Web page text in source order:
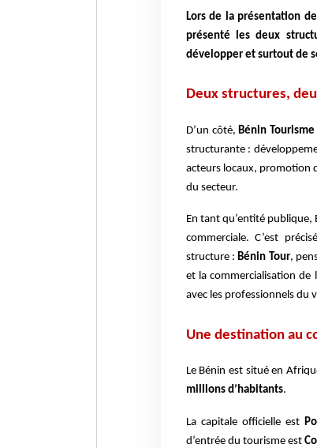
Lors de la présentation
présenté les deux
développer et surtout de
Deux structures,
D’un côté, Bénin Tourisme
structurante :
acteurs locaux, promotion
du secteur.
En tant qu’entité
commerciale. C’est
structure :Bénin Tour,
et la commercialisation
avec les professionnels du
Une destination au
Le Bénin est situé en
millions d’habitants.
La capitale officielle est
d’entrée du tourisme est